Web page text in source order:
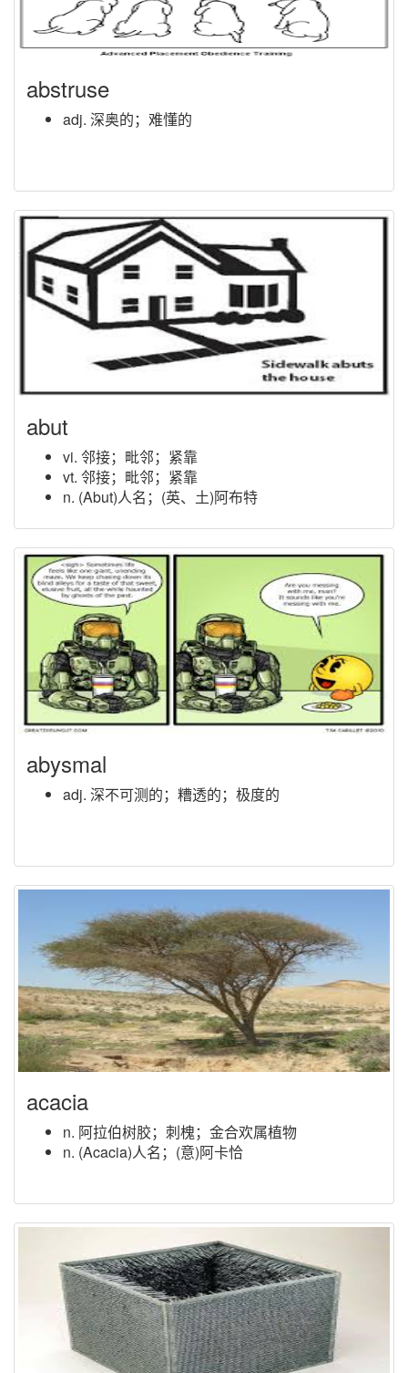
abstruse
adj. 深奥的；难懂的
abut
vi. 邻接；毗邻；紧靠
vt. 邻接；毗邻；紧靠
n. (Abut)人名；(英、土)阿布特
abysmal
adj. 深不可测的；糟透的；极度的
acacia
n. 阿拉伯树胶；刺槐；金合欢属植物
n. (Acacia)人名；(意)阿卡恰